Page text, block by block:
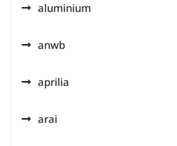
aluminium
anwb
aprilia
arai